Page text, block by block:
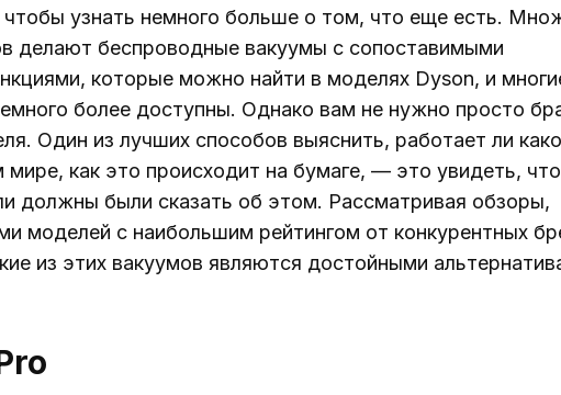
узнать немного больше о том, что еще есть.
делают беспроводные вакуумы с сопоставимыми
которые можно найти в моделях Dyson, и
более доступны. Однако вам не нужно просто
Один из лучших способов выяснить, работает ли
мире, как это происходит на бумаге, — это увидеть, что
должны были сказать об этом. Рассматривая обзоры,
моделей с наибольшим рейтингом от конкурентных
из этих вакуумов являются достойными